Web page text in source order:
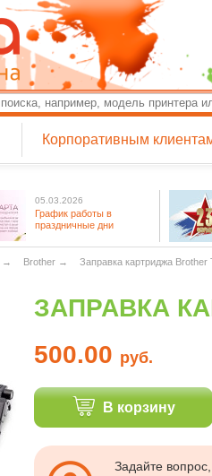
Корпоративным
05.03.2026
График работы в
праздничные дни
→ Brother → Заправка картриджа Brother
ЗАПРАВКА
500.00 руб.
В корзину
Задайте